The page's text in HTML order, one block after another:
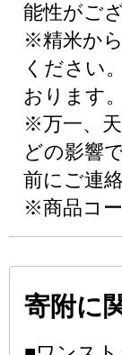
能性がご
※精米か
ください
おります。
※万一、
どの影響
前にご連
※商品コー
寄附に